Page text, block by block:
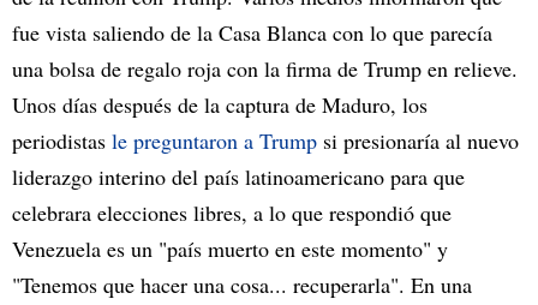
fue vista saliendo de la Casa Blanca con lo que parecía
una bolsa de regalo roja con la firma de Trump en relieve.
Unos días después de la captura de Maduro, los
periodistas le preguntaron a Trump si presionaría al nuevo
liderazgo interino del país latinoamericano para que
celebrara elecciones libres, a lo que respondió que
Venezuela es un "país muerto en este momento" y
"Tenemos que hacer una cosa... recuperarla". En una